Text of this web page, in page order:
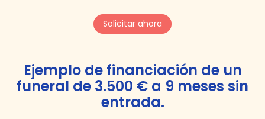
Solicitar ahora
Ejemplo de financiación de un
funeral de 3.500 € a 9 meses sin
entrada.